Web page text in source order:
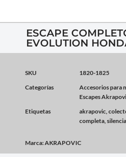
ESCAPE
EVOLUTION
SKU
1820-1825
Categorías
Accesorios para
Escapes
Etiquetas
akrapovic,
completa,
Marca:AKRAPOVIC